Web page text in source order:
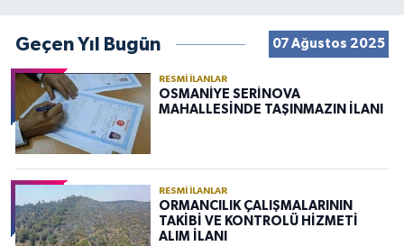
Geçen Yıl Bugün 07 Ağustos 2025
RESMI İLANLAR
OSMANİYE SERİNOVA
MAHALLESİNDE TAŞINMAZIN İLANI
RESMI İLANLAR
ORMANCILIK ÇALIŞMALARININ
TAKİBİ VE KONTROLÜ HİZMETİ
ALIM İLANI